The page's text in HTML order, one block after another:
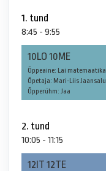
1. tund
8:45 - 9:55
10LO 10ME
Õppeaine: Lai matemaatika
Õpetaja: Mari-Liis Jaansalu
Õpperühm: Jaa
2. tund
10:05 - 11:15
12IT 12TE